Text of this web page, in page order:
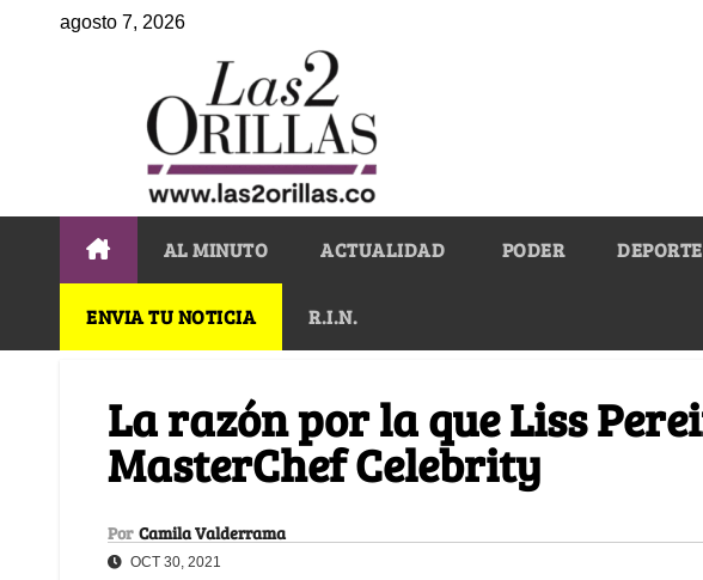
agosto 7, 2026
AL MINUTO ACTUALIDAD PODER
ENVIA TU NOTICIA R.I.N.
La razón por la que Liss
MasterChef Celebrity
Por Camila Valderrama
OCT 30, 2021